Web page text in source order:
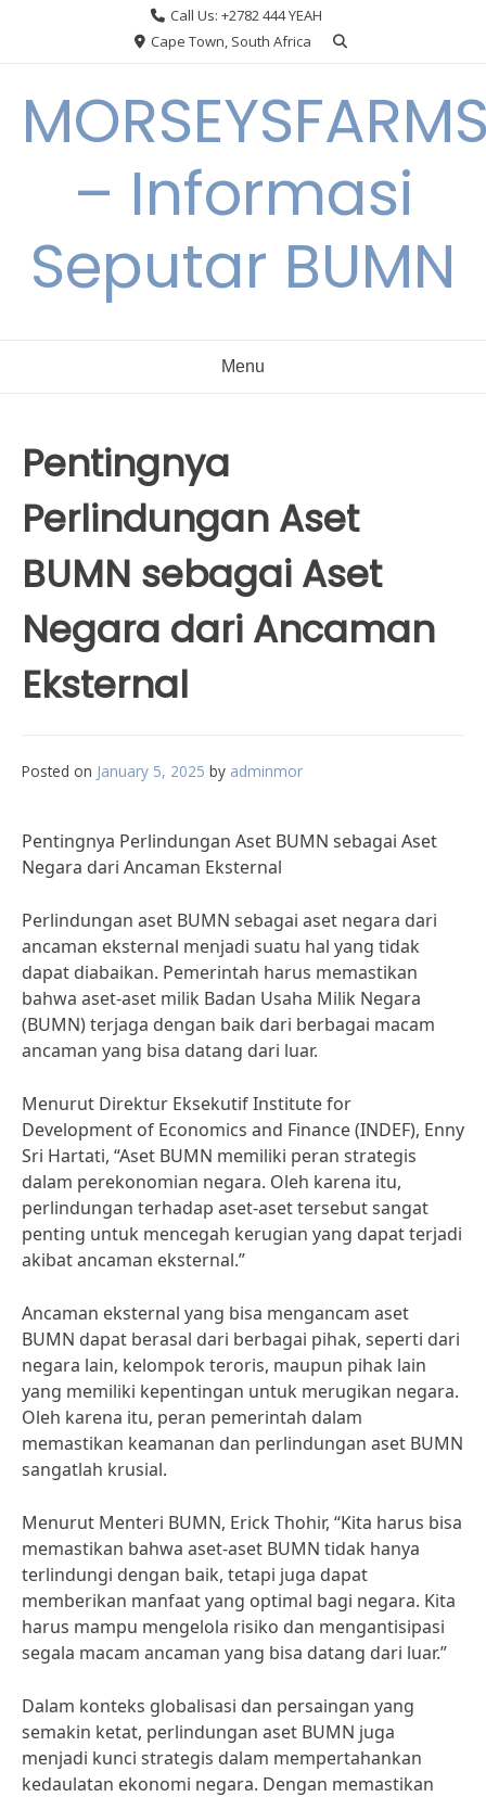
Call Us: +2782 444 YEAH
Cape Town, South Africa
– Informasi
Seputar BUMN
Menu
Pentingnya
Perlindungan Aset
BUMN sebagai Aset
Negara dari Ancaman
Eksternal
Posted on January 5, 2025 by adminmor
Pentingnya Perlindungan Aset BUMN sebagai Aset
Negara dari Ancaman Eksternal
Perlindungan aset BUMN sebagai aset negara dari
ancaman eksternal menjadi suatu hal yang tidak
dapat diabaikan. Pemerintah harus memastikan
bahwa aset-aset milik Badan Usaha Milik Negara
(BUMN) terjaga dengan baik dari berbagai macam
ancaman yang bisa datang dari luar.
Menurut Direktur Eksekutif Institute for
Development of Economics and Finance (INDEF), Enny
Sri Hartati, “Aset BUMN memiliki peran strategis
dalam perekonomian negara. Oleh karena itu,
perlindungan terhadap aset-aset tersebut sangat
penting untuk mencegah kerugian yang dapat terjadi
akibat ancaman eksternal.”
Ancaman eksternal yang bisa mengancam aset
BUMN dapat berasal dari berbagai pihak, seperti dari
negara lain, kelompok teroris, maupun pihak lain
yang memiliki kepentingan untuk merugikan negara.
Oleh karena itu, peran pemerintah dalam
memastikan keamanan dan perlindungan aset BUMN
sangatlah krusial.
Menurut Menteri BUMN, Erick Thohir, “Kita harus bisa
memastikan bahwa aset-aset BUMN tidak hanya
terlindungi dengan baik, tetapi juga dapat
memberikan manfaat yang optimal bagi negara. Kita
harus mampu mengelola risiko dan mengantisipasi
segala macam ancaman yang bisa datang dari luar.”
Dalam konteks globalisasi dan persaingan yang
semakin ketat, perlindungan aset BUMN juga
menjadi kunci strategis dalam mempertahankan
kedaulatan ekonomi negara. Dengan memastikan